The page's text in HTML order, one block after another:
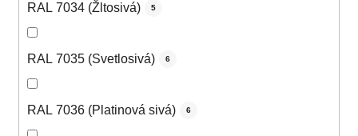
RAL 7034 (Žltosivá) 5
RAL 7035 (Svetlosivá) 6
RAL 7036 (Platinová sivá) 6